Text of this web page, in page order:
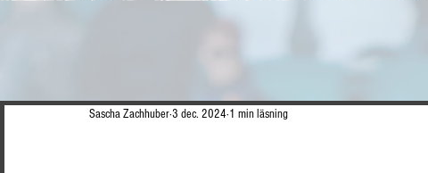
Sascha Zachhuber3 dec. 2024 1 min läsning